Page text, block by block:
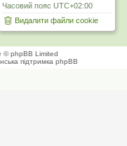
Часовий пояс UTC+02:00
Видалити файли cookie
© phpBB Limited
підтримка phpBB